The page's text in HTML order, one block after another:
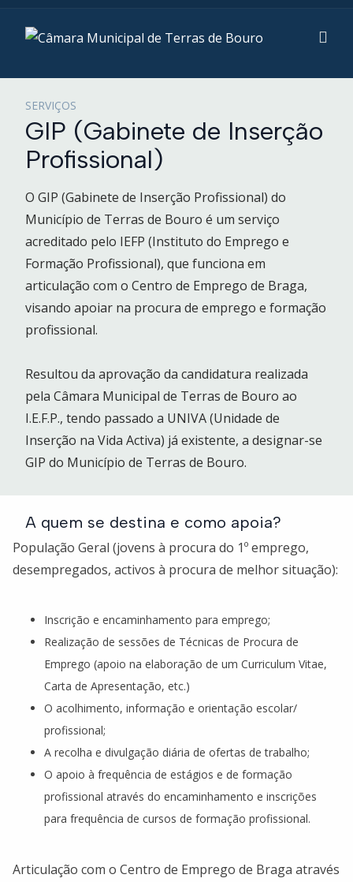
SERVIÇOS
GIP (Gabinete de Inserção
Profissional)
O GIP (Gabinete de Inserção Profissional) do
Município de Terras de Bouro é um serviço
acreditado pelo IEFP (Instituto do Emprego e
Formação Profissional), que funciona em
articulação com o Centro de Emprego de Braga,
visando apoiar na procura de emprego e formação
profissional.
Resultou da aprovação da candidatura realizada
pela Câmara Municipal de Terras de Bouro ao
I.E.F.P., tendo passado a UNIVA (Unidade de
Inserção na Vida Activa) já existente, a designar-se
GIP do Município de Terras de Bouro.
A quem se destina e como apoia?
População Geral (jovens à procura do 1º emprego,
desempregados, activos à procura de melhor situação):
Inscrição e encaminhamento para emprego;
Realização de sessões de Técnicas de Procura de
Emprego (apoio na elaboração de um Curriculum Vitae,
Carta de Apresentação, etc.)
O acolhimento, informação e orientação escolar/
profissional;
A recolha e divulgação diária de ofertas de trabalho;
O apoio à frequência de estágios e de formação
profissional através do encaminhamento e inscrições
para frequência de cursos de formação profissional.
Articulação com o Centro de Emprego de Braga através